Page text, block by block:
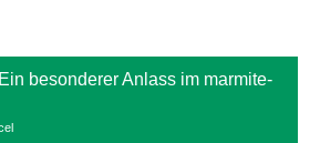
besonderer Anlass im marmite-